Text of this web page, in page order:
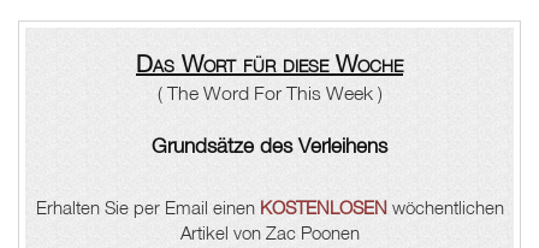
Das Wort für diese Woche
( The Word For This Week )
Grundsätze des Verleihens
Erhalten Sie per Email einen KOSTENLOSENwöchentlichen
Artikel von Zac Poonen